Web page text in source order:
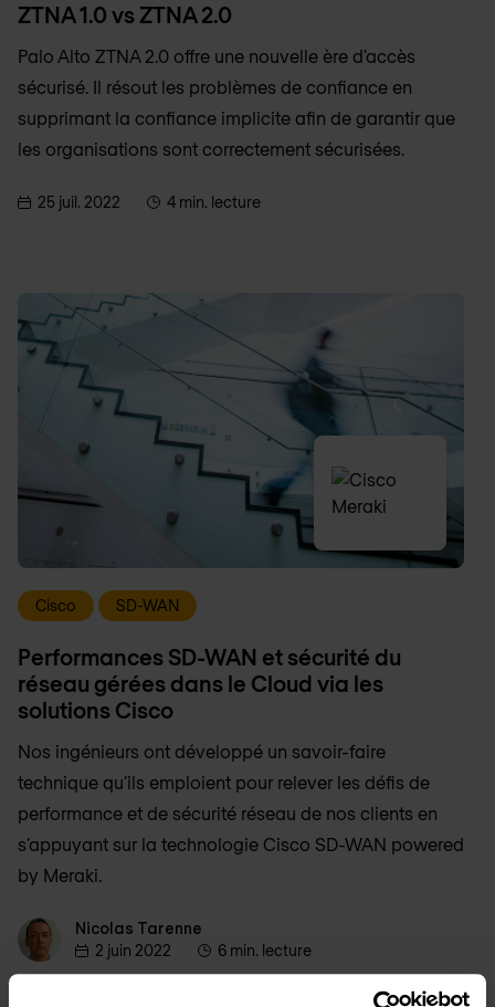
ZTNA 1.0 vs ZTNA 2.0
Palo Alto ZTNA 2.0 offre une nouvelle ère d'accès
sécurisé. Il résout les problèmes de confiance en
supprimant la confiance implicite afin de garantir que
les organisations sont correctement sécurisées.
25 juil. 2022 4 min. lecture
Cisco SD-WAN
Performances SD-WAN et sécurité du
réseau gérées dans le Cloud via les
solutions Cisco
Nos ingénieurs ont développé un savoir-faire
technique qu’ils emploient pour relever les défis de
performance et de sécurité réseau de nos clients en
s’appuyant sur la technologie Cisco SD-WAN powered
by Meraki.
Nicolas Tarenne
Nicolas Tarenne
2 juin 2022
6 min. lecture